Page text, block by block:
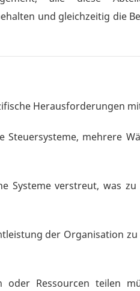
und gleichzeitig die
Herausforderungen
Steuersysteme, mehrere
Systeme verstreut, was zu
der Organisation
oder Ressourcen teilen